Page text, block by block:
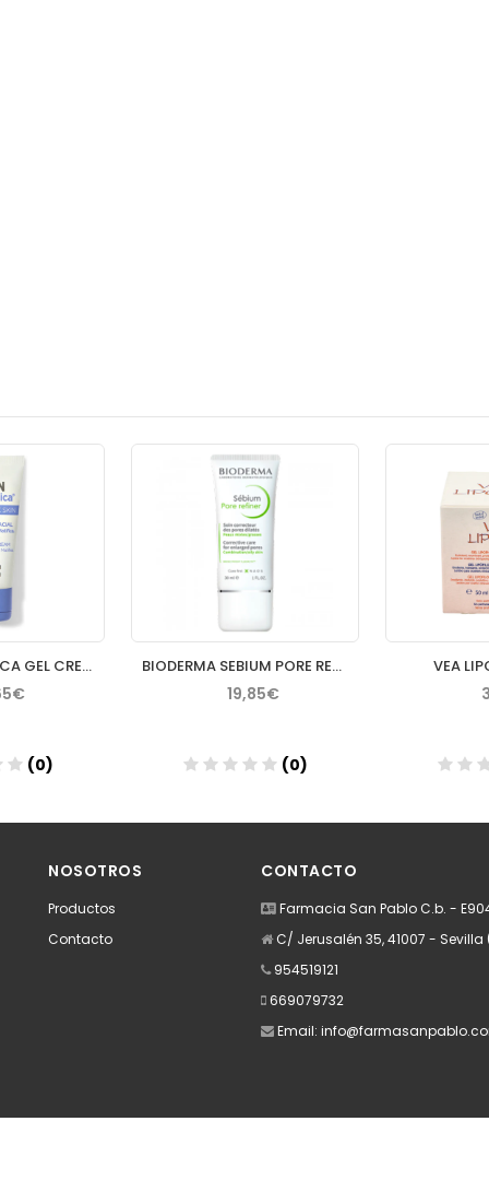
ISDIN NUTRADEICA GEL CREMA FACIAL PIEL SEBORREICA 50 ML
(0)
BIODERMA SEBIUM PORE REFINER 30 ML
19,85€
(0)
VEA
NOSOTROS
Productos
Contacto
CONTACTO
Farmacia San Pablo C.b. -
C/ Jerusalén 35, 41007 - Sevilla
954519121
669079732
Email: